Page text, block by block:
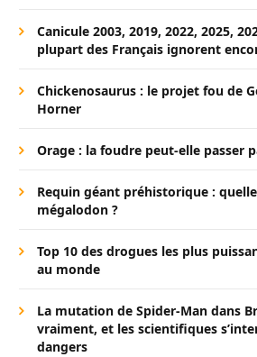
Canicule 2003, 2019, 2022, 2025,
plupart des Français ignorent
Chickenosaurus : le projet fou de
Horner
Orage : la foudre peut-elle passer
Requin géant préhistorique :
mégalodon ?
Top 10 des drogues les plus
au monde
La mutation de Spider-Man dans
vraiment, et les scientifiques
dangers